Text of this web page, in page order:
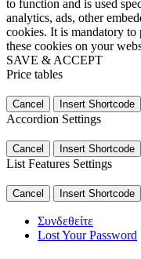
to function and is used
analytics, ads, other
cookies. It is mandatory
these cookies on your
SAVE & ACCEPT
Price tables
Cancel Insert Shortcode
Accordion Settings
Cancel Insert Shortcode
List Features Settings
Cancel Insert Shortcode
Συνδεθείτε
Lost Your Password